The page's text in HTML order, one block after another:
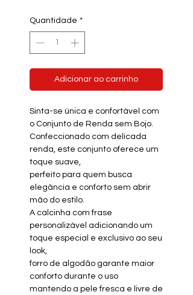
Quantidade *
Adicionar ao carrinho
Sinta-se única e confortável com
o Conjunto de Renda sem Bojo.
Confeccionado com delicada
renda, este conjunto oferece um
toque suave,
perfeito para quem busca
elegância e conforto sem abrir
mão do estilo.
A calcinha com frase
personalizável adicionando um
toque especial e exclusivo ao seu
look,
forro de algodão garante maior
conforto durante o uso
mantendo a pele fresca e livre de